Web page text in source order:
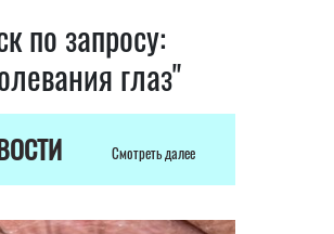
по запросу:
глаз"
Смотреть далее